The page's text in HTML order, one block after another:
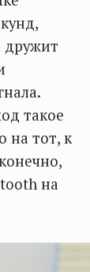
дружит
такое
на тот, к
на